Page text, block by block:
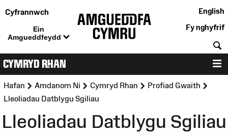
Cyfrannwch
Ein
Amgueddfeydd
English
Fy nghyfrif
CYMRYD RHAN
Hafan >Amdanom Ni >Cymryd Rhan >Profiad Gwaith
Lleoliadau Datblygu Sgiliau
Lleoliadau Datblygu Sgiliau